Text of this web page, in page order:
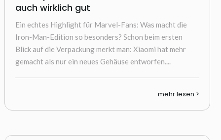
auch wirklich gut
Ein echtes Highlight für Marvel-Fans: Was macht die
Iron-Man-Edition so besonders? Schon beim ersten
Blick auf die Verpackung merkt man: Xiaomi hat mehr
gemacht als nur ein neues Gehäuse entworfen....
mehr lesen >